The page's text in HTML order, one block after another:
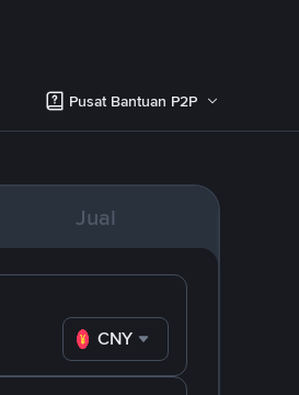
Pusat Bantuan P2P
Jual
CNY